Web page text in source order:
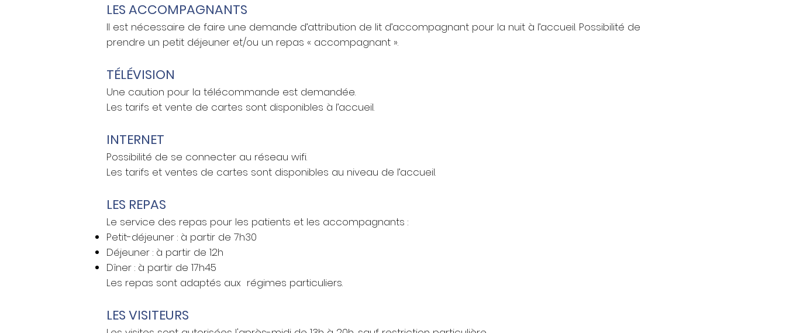
LES ACCOMPAGNANTS
Il est nécessaire de faire une demande d’attribution de lit d’accompagnant pour la nuit à l’accueil. Possibilité de
prendre un petit déjeuner et/ou un repas « accompagnant ».
TÉLÉVISION
Une caution pour la télécommande est demandée.
Les tarifs et vente de cartes sont disponibles à l’accueil.
INTERNET
Possibilité de se connecter au réseau wifi.
Les tarifs et ventes de cartes sont disponibles au niveau de l’accueil.
LES REPAS
Le service des repas pour les patients et les accompagnants :
Petit-déjeuner : à partir de 7h30
Déjeuner : à partir de 12h
Dîner : à partir de 17h45
Les repas sont adaptés aux régimes particuliers.
LES VISITEURS